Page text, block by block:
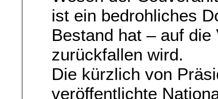
ist ein bedrohliches
Bestand hat – auf
zurückfallen wird.
Die kürzlich von
veröffentlichte